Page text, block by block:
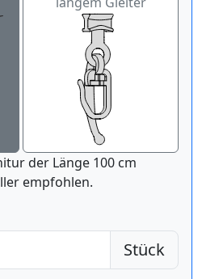
der Länge 100 cm
empfohlen.
Stück